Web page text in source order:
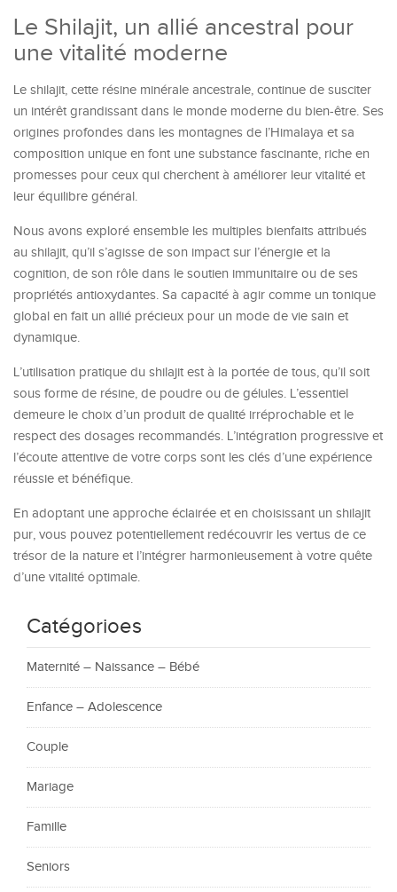
Le Shilajit, un allié ancestral pour
une vitalité moderne
Le shilajit, cette résine minérale ancestrale, continue de susciter
un intérêt grandissant dans le monde moderne du bien-être. Ses
origines profondes dans les montagnes de l’Himalaya et sa
composition unique en font une substance fascinante, riche en
promesses pour ceux qui cherchent à améliorer leur vitalité et
leur équilibre général.
Nous avons exploré ensemble les multiples bienfaits attribués
au shilajit, qu’il s’agisse de son impact sur l’énergie et la
cognition, de son rôle dans le soutien immunitaire ou de ses
propriétés antioxydantes. Sa capacité à agir comme un tonique
global en fait un allié précieux pour un mode de vie sain et
dynamique.
L’utilisation pratique du shilajit est à la portée de tous, qu’il soit
sous forme de résine, de poudre ou de gélules. L’essentiel
demeure le choix d’un produit de qualité irréprochable et le
respect des dosages recommandés. L’intégration progressive et
l’écoute attentive de votre corps sont les clés d’une expérience
réussie et bénéfique.
En adoptant une approche éclairée et en choisissant un shilajit
pur, vous pouvez potentiellement redécouvrir les vertus de ce
trésor de la nature et l’intégrer harmonieusement à votre quête
d’une vitalité optimale.
Catégorioes
Maternité – Naissance – Bébé
Enfance – Adolescence
Couple
Mariage
Famille
Seniors